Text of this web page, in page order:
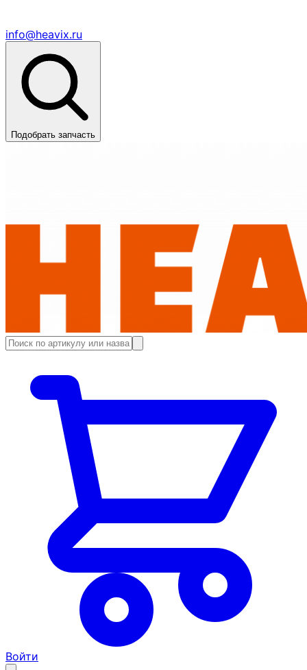
info@heavix.ru
Подобрать запчасть
Войти